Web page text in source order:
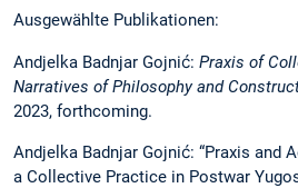
Ausgewählte Publikationen:
Andjelka Badnjar Gojnić: Praxis of
Narratives of Philosophy and
2023, forthcoming.
Andjelka Badnjar Gojnić: “Praxis and
a Collective Practice in Postwar